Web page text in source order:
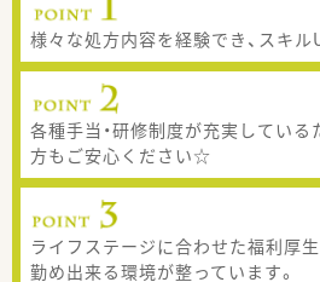
様々な処方内容を経験でき、スキル
各種手当・研修制度が充実してい
方もご安心ください☆
ライフステージに合わせた福利厚
勤め出来る環境が整っています。